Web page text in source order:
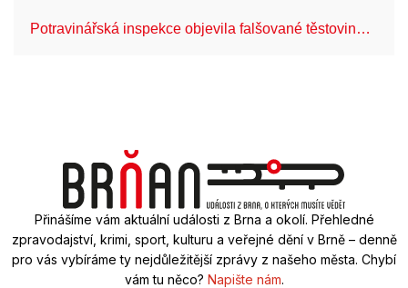
Potravinářská inspekce objevila falšované těstovin…
Přinášíme vám aktuální události z Brna a okolí. Přehledné
zpravodajství, krimi, sport, kulturu a veřejné dění v Brně – denně
pro vás vybíráme ty nejdůležitější zprávy z našeho města. Chybí
vám tu něco? Napište nám.